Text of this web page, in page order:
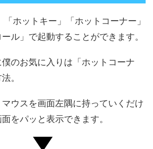
ホットキー」「ホットコーナー」
ール」で起動することができます。
のお気に入りは「ホットコーナ
法。
ウスを画面左隅に持っていくだけ
をパッと表示できます。